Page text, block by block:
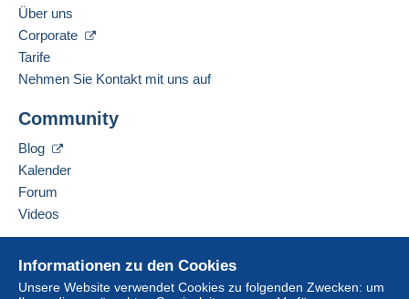
Informationen zu den Cookies
Unsere Website verwendet Cookies zu folgenden Zwecken: um
Über uns
Corporate
Tarife
Nehmen Sie Kontakt mit uns auf
Community
Blog
Kalender
Forum
Videos
Online-Hilfe